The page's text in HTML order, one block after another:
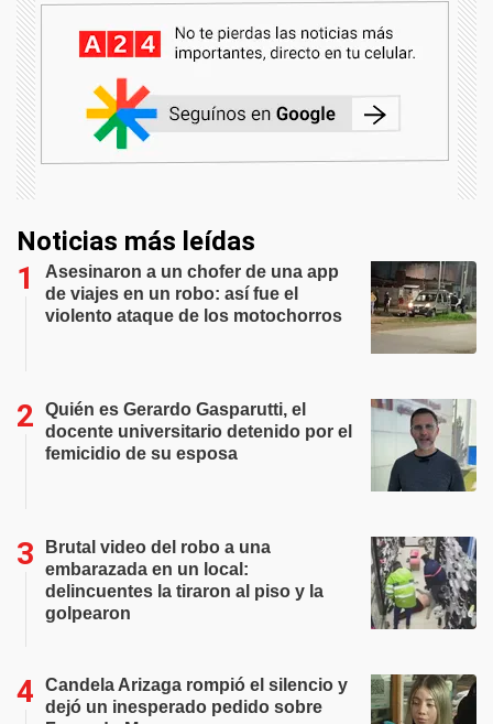
Noticias más leídas
Asesinaron a un chofer de una app
de viajes en un robo: así fue el
violento ataque de los motochorros
Quién es Gerardo Gasparutti, el
docente universitario detenido por el
femicidio de su esposa
Brutal video del robo a una
embarazada en un local:
delincuentes la tiraron al piso y la
golpearon
Candela Arizaga rompió el silencio y
dejó un inesperado pedido sobre